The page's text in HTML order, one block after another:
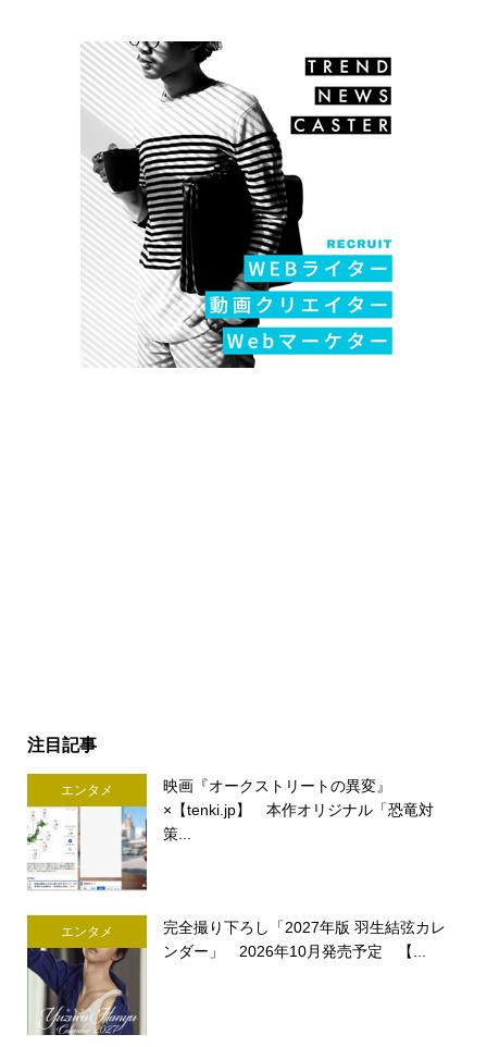
注目記事
エンタメ
映画『オークストリートの異変』
×【tenki.jp】 本作オリジナル「恐竜対
策...
エンタメ
完全撮り下ろし「2027年版 羽生結弦カレ
ンダー」 2026年10月発売予定 【...